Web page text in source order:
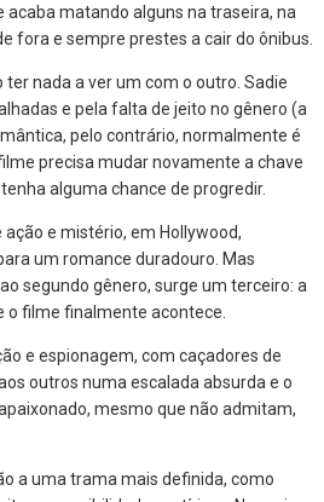
acaba matando alguns na traseira, na
fora e sempre prestes a cair do ônibus.
ter nada a ver um com o outro. Sadie
e pela falta de jeito no gênero (a
pelo contrário, normalmente é
precisa mudar novamente a chave
alguma chance de progredir.
e mistério, em Hollywood,
um romance duradouro. Mas
segundo gênero, surge um terceiro: a
o filme finalmente acontece.
e espionagem, com caçadores de
outros numa escalada absurda e o
mesmo que não admitam,
a uma trama mais definida, como